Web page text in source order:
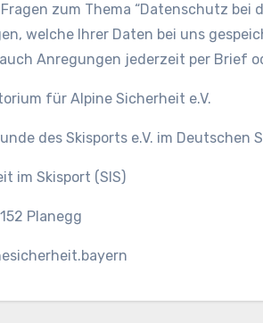
zum Thema “Datenschutz
welche Ihrer Daten bei uns
Anregungen jederzeit per Brief
für Alpine Sicherheit e.V.
des Skisports e.V. im Deutschen
im Skisport (SIS)
Planegg